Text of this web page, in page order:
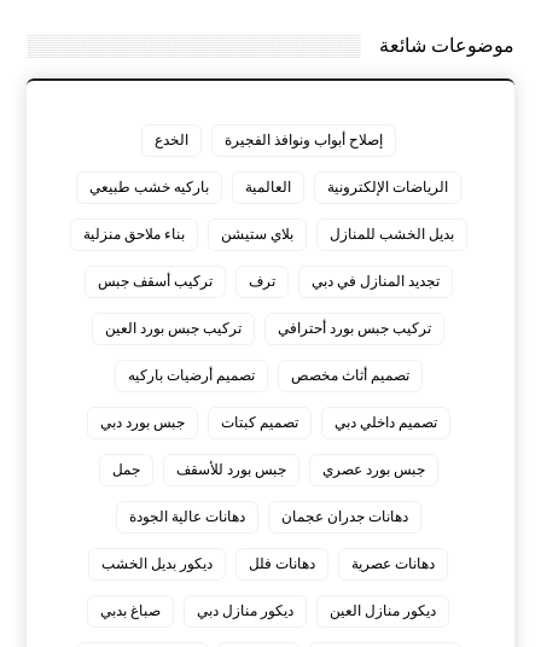
موضوعات شائعة
إصلاح أبواب ونوافذ الفجيرة الخدع
الرياضات الإلكترونية العالمية باركيه خشب طبيعي
بديل الخشب للمنازل بلاي ستيشن بناء ملاحق منزلية
تجديد المنازل في دبي ترف تركيب أسقف جبس
تركيب جبس بورد أحترافي تركيب جبس بورد العين
تصميم أثاث مخصص تصميم أرضيات باركيه
تصميم داخلي دبي تصميم كبتات جبس بورد دبي
جبس بورد عصري جبس بورد للأسقف جمل
دهانات جدران عجمان دهانات عالية الجودة
دهانات عصرية دهانات فلل ديكور بديل الخشب
ديكور منازل العين ديكور منازل دبي صباغ بدبي